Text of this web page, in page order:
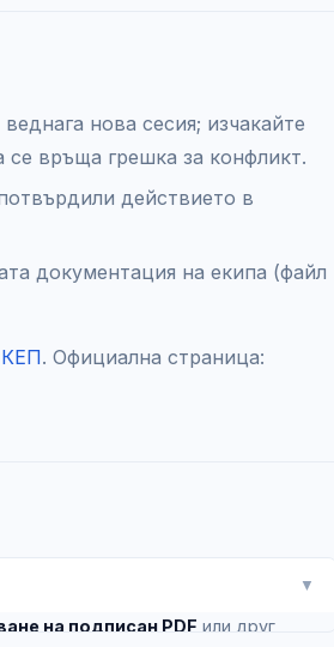
нова сесия; изчакайте
се връща грешка за конфликт.
действието в
документация на екипа (файл
. Официална страница:
▼
на подписан PDF или друг